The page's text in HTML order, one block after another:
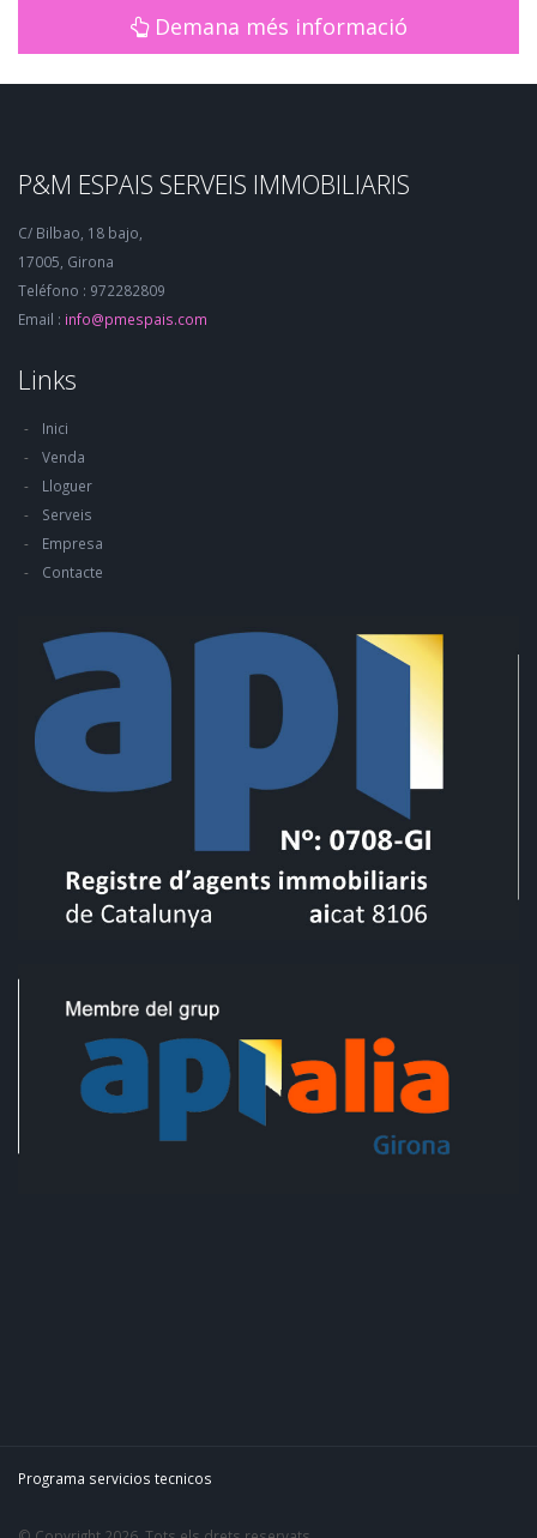
Demana més informació
P&M ESPAIS SERVEIS IMMOBILIARIS
C/ Bilbao, 18 bajo,
17005, Girona
Teléfono : 972282809
Email : info@pmespais.com
Links
Inici
Venda
Lloguer
Serveis
Empresa
Contacte
Programa servicios tecnicos